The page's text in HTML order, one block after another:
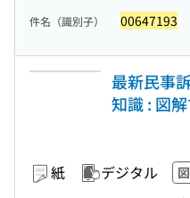
件名（識別子） 00647193
最新民事
知識 : 図
紙 デジタル